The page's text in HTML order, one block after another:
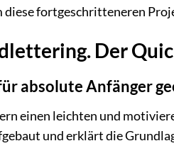
fortgeschritteneren
Der
absolute Anfänger
einen leichten und
und erklärt die